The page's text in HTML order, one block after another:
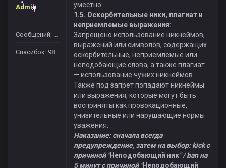
Admin
Сообщений: 109
Спасибок: 98
уместно.
1.5. Оскорбительные ники, плагиат и
неприемлемые выражения:
Запрещено использование никнеймов,
выражений или символов, содержащих
оскорбительные, неприемлемые или
неподобающие слова, а также плагиат
— использование чужих никнеймов.
Также под запрет попадают никнеймы
или выражения, которые могут быть
восприняты как провокационные,
унизительные или нарушающие нормы
уважения.
Наказание: сначала всегда
предупреждение, затем на выбор: kick с
причиной "Неподобающий ник" /ban на
5 минут с причиной "Неподобающий